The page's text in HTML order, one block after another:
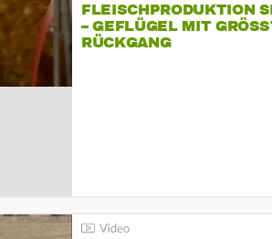
FLEISCHPRODUKTION
– GEFLÜGEL MIT
ÜCKGANG